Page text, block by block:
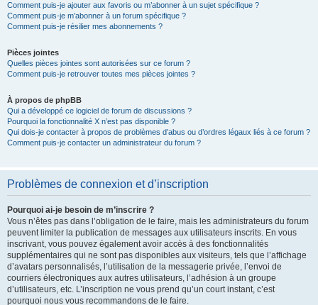
Comment puis-je ajouter aux favoris ou m’abonner à un sujet spécifique ?
Comment puis-je m’abonner à un forum spécifique ?
Comment puis-je résilier mes abonnements ?
Pièces jointes
Quelles pièces jointes sont autorisées sur ce forum ?
Comment puis-je retrouver toutes mes pièces jointes ?
À propos de phpBB
Qui a développé ce logiciel de forum de discussions ?
Pourquoi la fonctionnalité X n’est pas disponible ?
Qui dois-je contacter à propos de problèmes d’abus ou d’ordres légaux liés à ce forum ?
Comment puis-je contacter un administrateur du forum ?
Problèmes de connexion et d’inscription
Pourquoi ai-je besoin de m’inscrire ?
Vous n’êtes pas dans l’obligation de le faire, mais les administrateurs du forum
peuvent limiter la publication de messages aux utilisateurs inscrits. En vous
inscrivant, vous pouvez également avoir accès à des fonctionnalités
supplémentaires qui ne sont pas disponibles aux visiteurs, tels que l’affichage
d’avatars personnalisés, l’utilisation de la messagerie privée, l’envoi de
courriers électroniques aux autres utilisateurs, l’adhésion à un groupe
d’utilisateurs, etc. L’inscription ne vous prend qu’un court instant, c’est
pourquoi nous vous recommandons de le faire.